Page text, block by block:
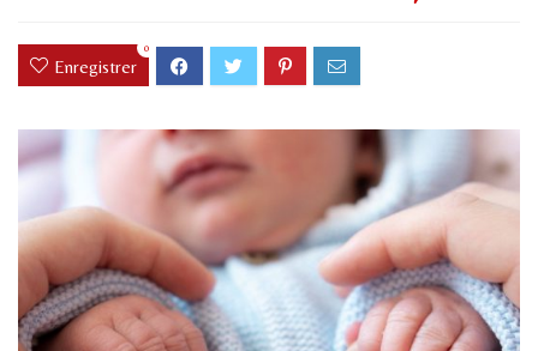
Enregistrer
0